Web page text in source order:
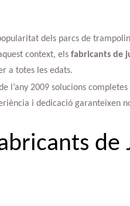
dels parcs de
context, els fabricants de
a totes les edats.
l’any 2009 solucions completes
i dedicació garanteixen
de